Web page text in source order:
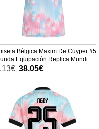
Bélgica Maxim De Cuyper #5
Equipación Replica Mundial
para mujer mangas cortas
38.05€